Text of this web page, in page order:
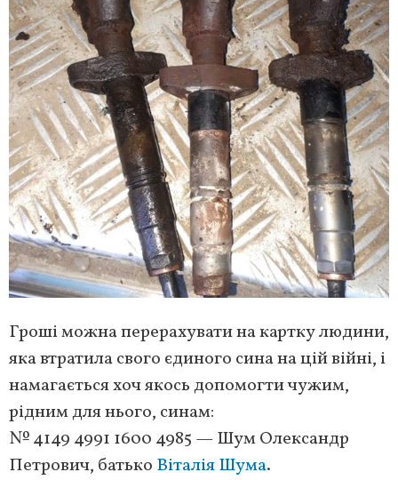
Гроші можна перерахувати на картку людини,
яка втратила свого єдиного сина на цій війні, і
намагається хоч якось допомогти чужим,
рідним для нього, синам:
№ 4149 4991 1600 4985 — Шум Олександр
Петрович, батько Віталія Шума.